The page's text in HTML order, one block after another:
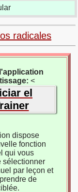
radicales
<
el
dispose
fonction
qui vous
sélectionner
par leçon et
de